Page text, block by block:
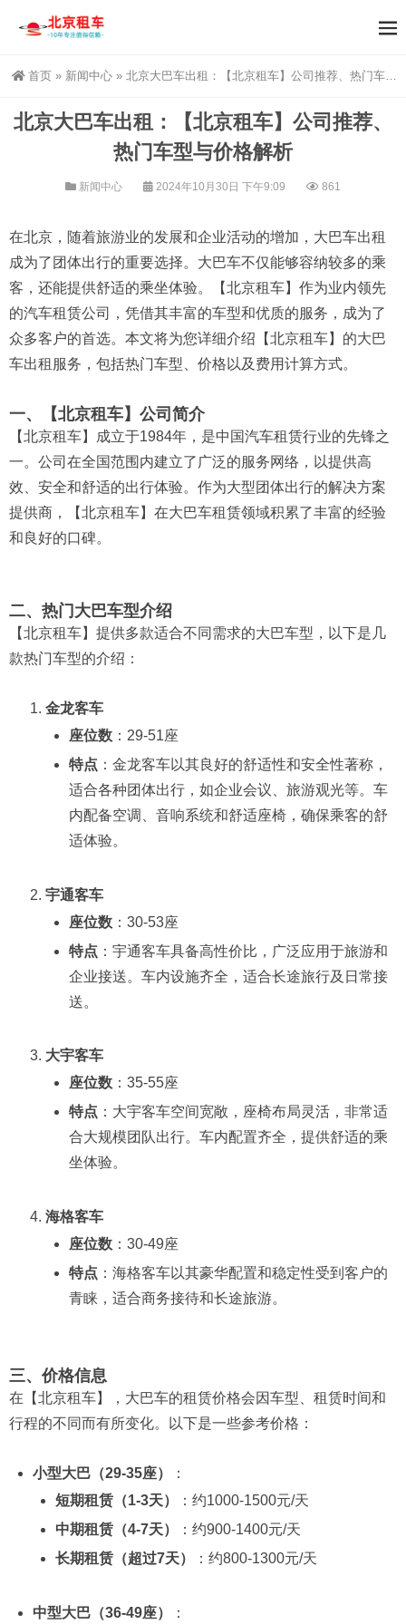
首页 » 新闻中心 » 北京大巴车出租：【北京租车】公司推荐、热门车型与价格解析
北京大巴车出租：【北京租车】公司推荐、
热门车型与价格解析
新闻中心 2024年10月30日 下午9:09 861
在北京，随着旅游业的发展和企业活动的增加，大巴车出租
成为了团体出行的重要选择。大巴车不仅能够容纳较多的乘
客，还能提供舒适的乘坐体验。【北京租车】作为业内领先
的汽车租赁公司，凭借其丰富的车型和优质的服务，成为了
众多客户的首选。本文将为您详细介绍【北京租车】的大巴
车出租服务，包括热门车型、价格以及费用计算方式。
一、【北京租车】公司简介
【北京租车】成立于1984年，是中国汽车租赁行业的先锋之
一。公司在全国范围内建立了广泛的服务网络，以提供高
效、安全和舒适的出行体验。作为大型团体出行的解决方案
提供商，【北京租车】在大巴车租赁领域积累了丰富的经验
和良好的口碑。
二、热门大巴车型介绍
【北京租车】提供多款适合不同需求的大巴车型，以下是几
款热门车型的介绍：
金龙客车
座位数：29-51座
特点 ：金龙客车以其良好的舒适性和安全性著称，
适合各种团体出行，如企业会议、旅游观光等。车
内配备空调、音响系统和舒适座椅，确保乘客的舒
适体验。
宇通客车
座位数：30-53座
特点 ：宇通客车具备高性价比，广泛应用于旅游和
企业接送。车内设施齐全，适合长途旅行及日常接
送。
大宇客车
座位数：35-55座
特点 ：大宇客车空间宽敞，座椅布局灵活，非常适
合大规模团队出行。车内配置齐全，提供舒适的乘
坐体验。
海格客车
座位数：30-49座
特点 ：海格客车以其豪华配置和稳定性受到客户的
青睐，适合商务接待和长途旅游。
三、价格信息
在【北京租车】，大巴车的租赁价格会因车型、租赁时间和
行程的不同而有所变化。以下是一些参考价格：
小型大巴（29-35座）
：
短期租赁（1-3天）
：约1000-1500元/天
中期租赁（4-7天）
：约900-1400元/天
长期租赁（超过7天）
：约800-1300元/天
中型大巴（36-49座） ：